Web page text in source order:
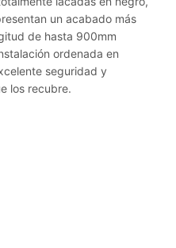
un acabado más
de hasta 900mm
ordenada en
seguridad y
los recubre.